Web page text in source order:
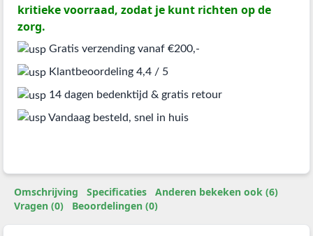
kritieke voorraad, zodat je kunt richten op de
zorg.
Gratis verzending vanaf €200,-
Klantbeoordeling 4,4 / 5
14 dagen bedenktijd & gratis retour
Vandaag besteld, snel in huis
Omschrijving Specificaties
Anderen bekeken ook (6)
Vragen (0)
Beoordelingen (0)